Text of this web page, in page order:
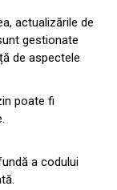
actualizările de
gestionate
de aspectele
poate fi
a codului